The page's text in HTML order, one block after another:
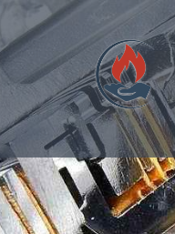
Skip
to
content